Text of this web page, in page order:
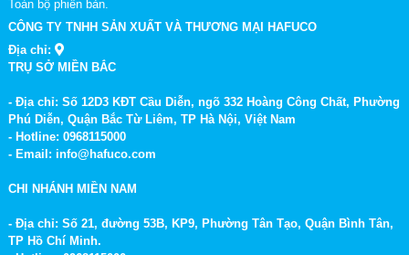
Toàn bộ phiên bản.
CÔNG TY TNHH SẢN XUẤT VÀ THƯƠNG MẠI HAFUCO
Địa chỉ:
TRỤ SỞ MIỀN BẮC
- Địa chỉ: Số 12D3 KĐT Cầu Diễn, ngõ 332 Hoàng Công Chất, Phường
Phú Diễn, Quận Bắc Từ Liêm, TP Hà Nội, Việt Nam
- Hotline: 0968115000
- Email: info@hafuco.com
CHI NHÁNH MIỀN NAM
- Địa chỉ: Số 21, đường 53B, KP9, Phường Tân Tạo, Quận Bình Tân,
TP Hồ Chí Minh.